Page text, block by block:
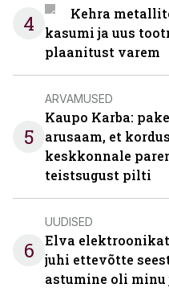
4
Kehra
kasumi ja uus
plaanitust varem
5
ARVAMUSED
Kaupo Karba:
arusaam, et
keskkonnale
teistsugust pilti
6
UUDISED
Elva
juhi ettevõtte
astumine oli minu